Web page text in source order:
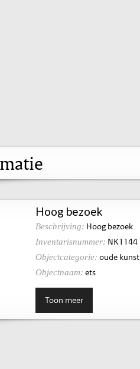
Hoog bezoek
Beschrijving: Hoog bezoek
Inventarisnummer: NK1144
Objectcategorie: oude kunst
Objectnaam: ets
Toon meer